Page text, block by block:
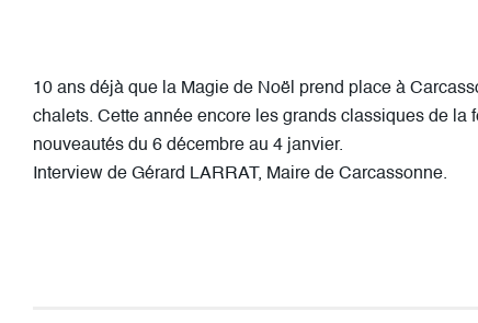
10 ans déjà que la Magie de Noël prend place à
chalets. Cette année encore les grands classiques de la
nouveautés du 6 décembre au 4 janvier.
Interview de Gérard LARRAT, Maire de Carcassonne.